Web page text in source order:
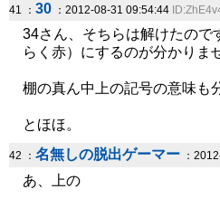
41 ： 30 ：2012-08-31 09:54:44
34さん、そちらは解けたので
らく赤）にするのが分かりま
棚の真ん中上の記号の意味も
とほほ。
42 ： 名無しの脱出ゲーマー ：
あ、上の